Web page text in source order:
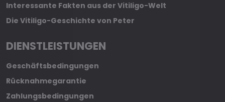
Interessante Fakten aus der Vitiligo-Welt
Die Vitiligo-Geschichte von Peter
DIENSTLEISTUNGEN
Geschäftsbedingungen
Rücknahmegarantie
Zahlungsbedingungen